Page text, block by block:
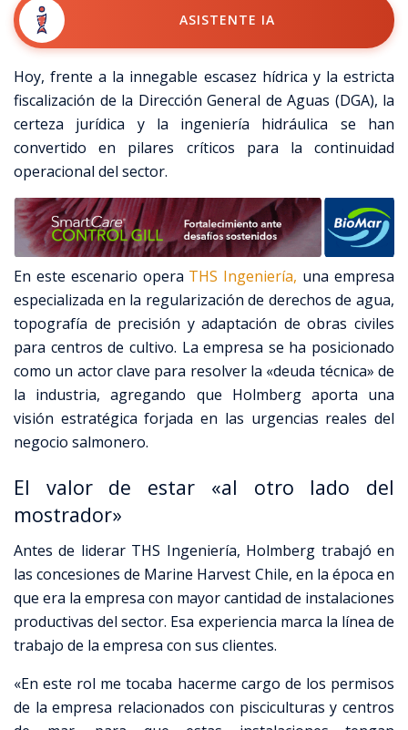
ASISTENTE IA
Hoy, frente a la innegable escasez hídrica y la estricta
fiscalización de la Dirección General de Aguas (DGA), la
certeza jurídica y la ingeniería hidráulica se han
convertido en pilares críticos para la continuidad
operacional del sector.
En este escenario opera THS Ingeniería, una empresa
especializada en la regularización de derechos de agua,
topografía de precisión y adaptación de obras civiles
para centros de cultivo. La empresa se ha posicionado
como un actor clave para resolver la «deuda técnica» de
la industria, agregando que Holmberg aporta una
visión estratégica forjada en las urgencias reales del
negocio salmonero.
El valor de estar «al otro lado del
mostrador»
Antes de liderar THS Ingeniería, Holmberg trabajó en
las concesiones de Marine Harvest Chile, en la época en
que era la empresa con mayor cantidad de instalaciones
productivas del sector. Esa experiencia marca la línea de
trabajo de la empresa con sus clientes.
«En este rol me tocaba hacerme cargo de los permisos
de la empresa relacionados con pisciculturas y centros